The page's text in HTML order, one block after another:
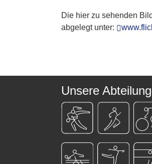
Die hier zu sehenden
abgelegt unter:
Unsere